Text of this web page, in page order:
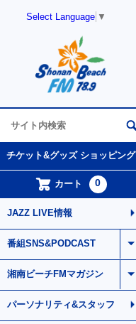
Select Language ▼
チケット&グッズ ショッピング
カート 0
JAZZ LIVE情報
番組SNS&PODCAST
湘南ビーチFMマガジン
パーソナリティ&スタッフ